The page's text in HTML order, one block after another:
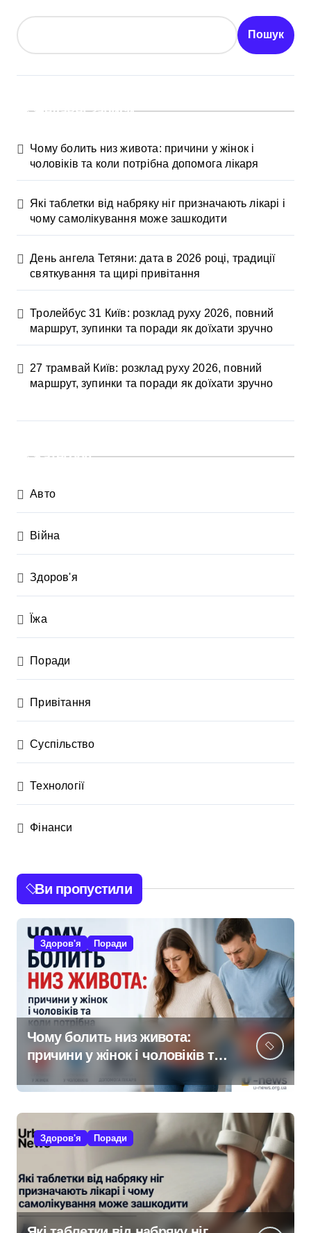
Пошук
Недавні записи
Чому болить низ живота: причини у жінок і
чоловіків та коли потрібна допомога лікаря
Які таблетки від набряку ніг призначають лікарі і
чому самолікування може зашкодити
День ангела Тетяни: дата в 2026 році, традиції
святкування та щирі привітання
Тролейбус 31 Київ: розклад руху 2026, повний
маршрут, зупинки та поради як доїхати зручно
27 трамвай Київ: розклад руху 2026, повний
маршрут, зупинки та поради як доїхати зручно
Категорії
Авто
Війна
Здоров'я
Їжа
Поради
Привітання
Суспільство
Технології
Фінанси
Ви пропустили
Здоров'я Поради
Чому болить низ живота:
причини у жінок і чоловіків та
коли потрібна допомога
лікаря
Здоров'я Поради